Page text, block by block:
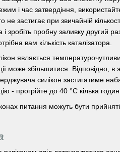
і час затвердіння,
не застигає при звичайній
і зробіть пробну заливку другий
вам кількість каталізатора.
являється
може збільшитися. Відповідно,
силікон застигатиме
- прогрійте до 40 °С кілька годин.
питання можуть бути